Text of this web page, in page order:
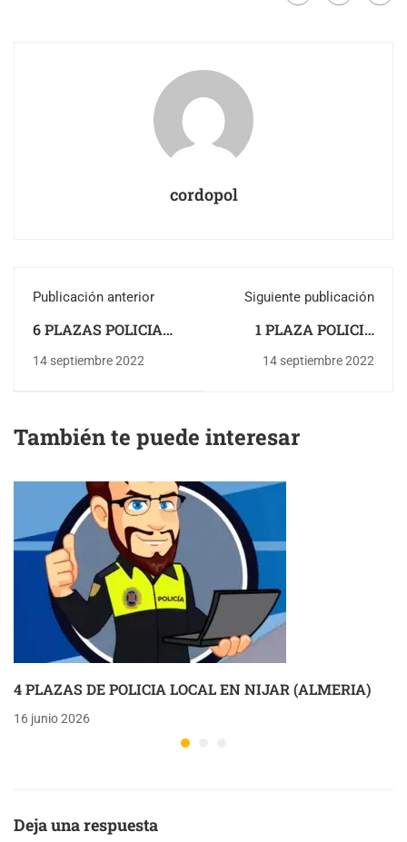
cordopol
Publicación anterior
6 PLAZAS POLICIA
LOCAL EN LAS
14 septiembre 2022
Siguiente publicación
1 PLAZA POLICIA
LOCAL EN
14 septiembre 2022
También te puede interesar
4 PLAZAS DE POLICIA LOCAL EN NIJAR (ALMERIA)
16 junio 2026
Deja una respuesta